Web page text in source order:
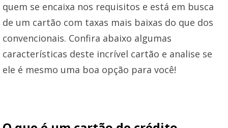
quem se encaixa nos requisitos e está em busca
de um cartão com taxas mais baixas do que dos
convencionais. Confira abaixo algumas
características deste incrível cartão e analise se
ele é mesmo uma boa opção para você!